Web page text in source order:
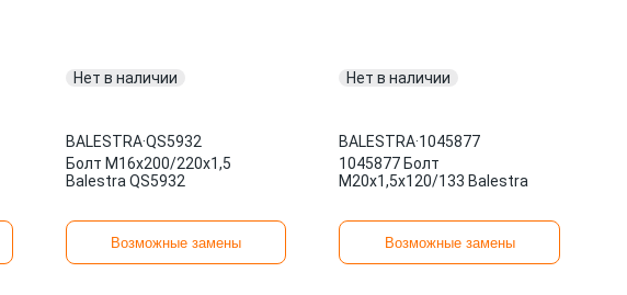
Нет в наличии
BALESTRA·QS5932
Болт М16х200/220x1,5
Balestra QS5932
Возможные замены
Нет в наличии
BALESTRA·1045877
1045877 Болт
М20x1,5х120/133 Balestra
Возможные замены